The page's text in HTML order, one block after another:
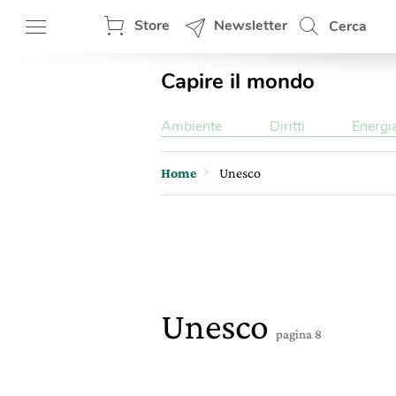
Store Newsletter Cerca
Capire il mondo
Ambiente Diritti
Home Unesco
Unesco pagina 8